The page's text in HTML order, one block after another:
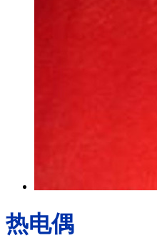
热电偶